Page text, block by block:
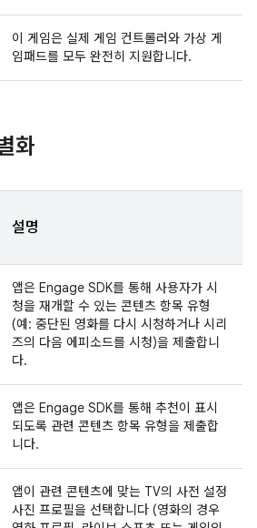
이 게임은 실제 게임 컨트롤러와 가상 게
임패드를 모두 완전히 지원합니다.
화
설명
앱은 Engage SDK를 통해 사용자가 시
청을 재개할 수 있는 콘텐츠 항목 유형
(예: 중단된 영화를 다시 시청하거나 시리
즈의 다음 에피소드를 시청)을 제출합니
다.
앱은 Engage SDK를 통해 추천이 표시
되도록 관련 콘텐츠 항목 유형을 제출합
니다.
앱이 관련 콘텐츠에 맞는 TV의 사전 설정
사진 프로필을 선택합니다 (영화의 경우